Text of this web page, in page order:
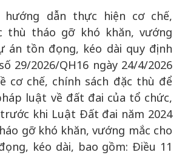
hướng dẫn thực hiện cơ chế,
thù tháo gỡ khó khăn, vướng
án tồn đọng, kéo dài quy định
29/2026/QH16 ngày 24/4/2026
cơ chế, chính sách đặc thù để
luật về đất đai của tổ chức,
khi Luật Đất đai năm 2024
gỡ khó khăn, vướng mắc cho
kéo dài, bao gồm: Điều 11